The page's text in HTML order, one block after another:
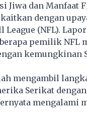
Jiwa dan Manfaat
dengan
(NFL).
pemilik NFL
kemungkinan
mengambil
Serikat dengan
mengalami